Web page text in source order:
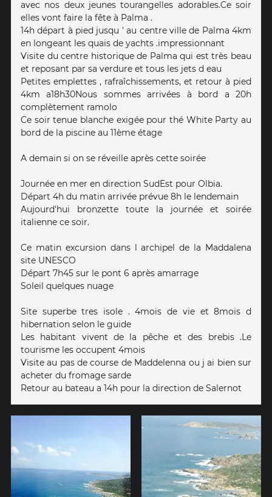
avec nos deux jeunes tourangelles adorables.Ce soir
elles vont faire la fête à Palma .
14h départ à pied jusqu ' au centre ville de Palma 4km
en longeant les quais de yachts .impressionnant
Visite du centre historique de Palma qui est très beau
et reposant par sa verdure et tous les jets d eau
Petites emplettes , rafraîchissements, et retour à pied
4km a18h30Nous sommes arrivées à bord a 20h
complètement ramolo
Ce soir tenue blanche exigée pour thé White Party au
bord de la piscine au 11ème étage
A demain si on se réveille après cette soirée
Journée en mer en direction SudEst pour Olbia.
Départ 4h du matin arrivée prévue 8h le lendemain
Aujourd'hui bronzette toute la journée et soirée
italienne ce soir.
Ce matin excursion dans l archipel de la Maddalena
site UNESCO
Départ 7h45 sur le pont 6 après amarrage
Soleil quelques nuage
Site superbe tres isole . 4mois de vie et 8mois d
hibernation selon le guide
Les habitant vivent de la pêche et des brebis .Le
tourisme les occupent 4mois
Visite au pas de course de Maddelenna ou j ai bien sur
acheter du fromage sarde
Retour au bateau a 14h pour la direction de Salernot